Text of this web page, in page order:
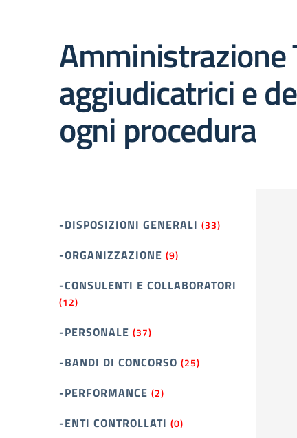
Amministrazione
aggiudicatrici e
ogni procedura
-DISPOSIZIONI GENERALI (33)
-ORGANIZZAZIONE (9)
-CONSULENTI E COLLABORATORI
(12)
-PERSONALE (37)
-BANDI DI CONCORSO (25)
-PERFORMANCE (2)
-ENTI CONTROLLATI (0)